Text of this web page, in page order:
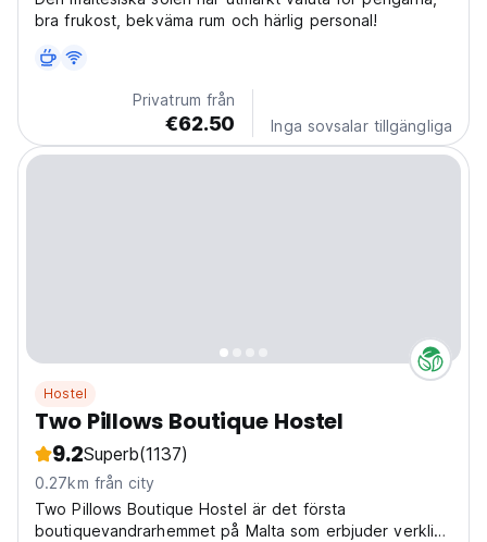
bra frukost, bekväma rum och härlig personal!
Privatrum från
€62.50 Inga sovsalar tillgängliga
Hostel
Two Pillows Boutique Hostel
9.2Superb(1137)
0.27km från city
Two Pillows Boutique Hostel är det första
boutiquevandrarhemmet på Malta som erbjuder verkligt